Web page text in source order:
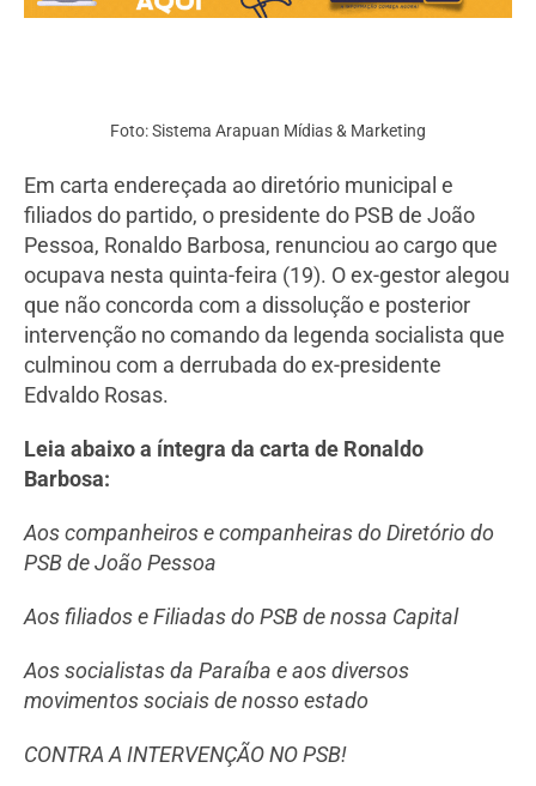
Foto: Sistema Arapuan Mídias & Marketing
Em carta endereçada ao diretório municipal e
filiados do partido, o presidente do PSB de João
Pessoa, Ronaldo Barbosa, renunciou ao cargo que
ocupava nesta quinta-feira (19). O ex-gestor alegou
que não concorda com a dissolução e posterior
intervenção no comando da legenda socialista que
culminou com a derrubada do ex-presidente
Edvaldo Rosas.
Leia abaixo a íntegra da carta de Ronaldo
Barbosa:
Aos companheiros e companheiras do Diretório do
PSB de João Pessoa
Aos filiados e Filiadas do PSB de nossa Capital
Aos socialistas da Paraíba e aos diversos
movimentos sociais de nosso estado
CONTRA A INTERVENÇÃO NO PSB!